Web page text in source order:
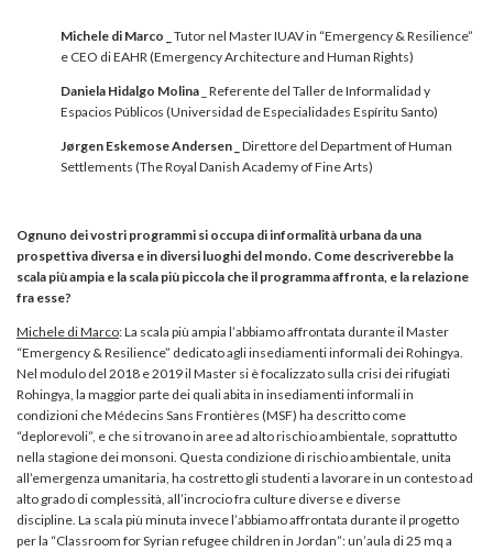
Michele di Marco _ Tutor nel Master IUAV in “Emergency & Resilience”
e CEO di EAHR (Emergency Architecture and Human Rights)
Daniela Hidalgo Molina _ Referente del Taller de Informalidad y
Espacios Públicos (Universidad de Especialidades Espíritu Santo)
Jørgen Eskemose Andersen _ Direttore del Department of Human
Settlements (The Royal Danish Academy of Fine Arts)
Ognuno dei vostri programmi si occupa di informalità urbana da una
prospettiva diversa e in diversi luoghi del mondo. Come descriverebbe la
scala più ampia e la scala più piccola che il programma affronta, e la relazione
fra esse?
Michele di Marco: La scala più ampia l’abbiamo affrontata durante il Master
“Emergency & Resilience” dedicato agli insediamenti informali dei Rohingya.
Nel modulo del 2018 e 2019 il Master si è focalizzato sulla crisi dei rifugiati
Rohingya, la maggior parte dei quali abita in insediamenti informali in
condizioni che Médecins Sans Frontières (MSF) ha descritto come
“deplorevoli”, e che si trovano in aree ad alto rischio ambientale, soprattutto
nella stagione dei monsoni. Questa condizione di rischio ambientale, unita
all’emergenza umanitaria, ha costretto gli studenti a lavorare in un contesto ad
alto grado di complessità, all’incrocio fra culture diverse e diverse
discipline. La scala più minuta invece l’abbiamo affrontata durante il progetto
per la “Classroom for Syrian refugee children in Jordan”: un’aula di 25 mq a